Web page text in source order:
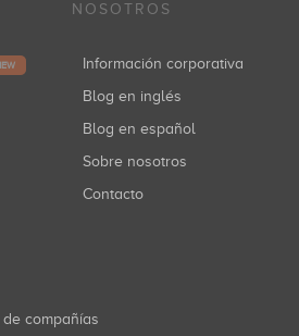
NOSOTROS
Información corporativa
Blog en inglés
Blog en español
Sobre nosotros
Contacto
de compañías